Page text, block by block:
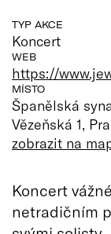
TYP AKCE
Koncert
WEB
https://
MÍSTO
Španělská
Vězeňská 1,
zobrazit na
Koncert
netradičním